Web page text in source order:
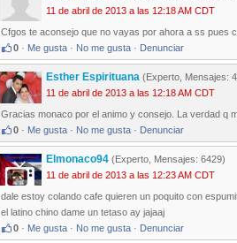
11 de abril de 2013 a las 12:18 AM CDT
Cfgos te aconsejo que no vayas por ahora a ss pues
0 · Me gusta · No me gusta · Denunciar
Esther Espirituana (Experto, Mensajes:
11 de abril de 2013 a las 12:18 AM CDT
Gracias monaco por el animo y consejo. La verdad q
0 · Me gusta · No me gusta · Denunciar
Elmonaco94 (Experto, Mensajes: 6429)
11 de abril de 2013 a las 12:23 AM CDT
dale estoy colando cafe quieren un poquito con
el latino chino dame un tetaso ay jajaaj
0 · Me gusta · No me gusta · Denunciar